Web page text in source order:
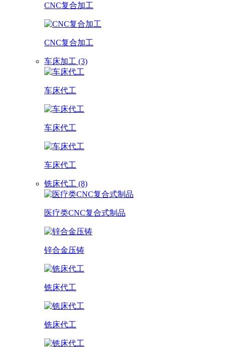
CNC复合加工
CNC复合加工
车床加工 (3)
车床代工
车床代工
车床代工
铣床代工 (8)
医疗类CNC复合式制品
锌合金压铸
铣床代工
铣床代工